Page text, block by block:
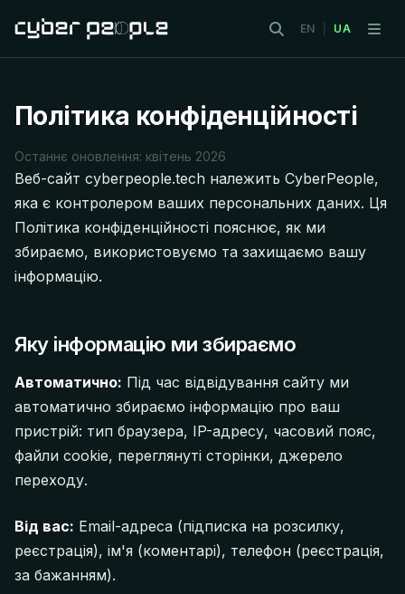
EN UA
Політика конфіденційності
Останнє оновлення: квітень 2026
Веб-сайт cyberpeople.tech належить CyberPeople,
яка є контролером ваших персональних даних. Ця
Політика конфіденційності пояснює, як ми
збираємо, використовуємо та захищаємо вашу
інформацію.
Яку інформацію ми збираємо
Автоматично: Під час відвідування сайту ми
автоматично збираємо інформацію про ваш
пристрій: тип браузера, IP-адресу, часовий пояс,
файли cookie, переглянуті сторінки, джерело
переходу.
Від вас: Email-адреса (підписка на розсилку,
реєстрація), ім'я (коментарі), телефон (реєстрація,
за бажанням).